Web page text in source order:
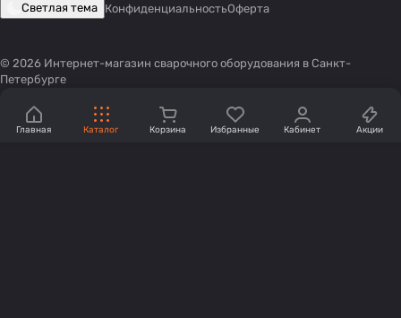
Светлая тема КонфиденциальностьОферта
© 2026 Интернет-магазин сварочного оборудования в Санкт-
Петербурге
Главная Каталог Корзина Избранные Кабинет Акции